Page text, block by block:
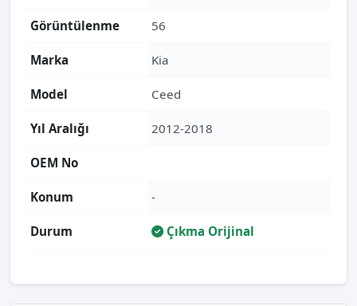
Görüntülenme 56
Marka Kia
Model Ceed
Yıl Aralığı 2012-2018
OEM No
Konum -
Durum Çıkma Orijinal